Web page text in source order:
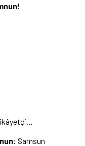
Samsun